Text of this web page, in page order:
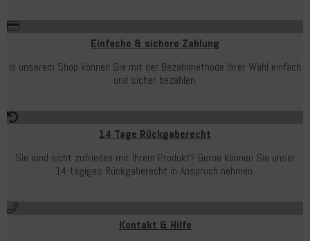
Einfache & sichere Zahlung
In unserem Shop können Sie mit der Bezahlmethode Ihrer Wahl einfach
und sicher bezahlen.
14 Tage Rückgaberecht
Sie sind nicht zufrieden mit Ihrem Produkt? Gerne können Sie unser
14-tägiges Rückgaberecht in Anspruch nehmen.
Kontakt & Hilfe